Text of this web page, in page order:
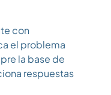
con
el problema
la base de
respuestas